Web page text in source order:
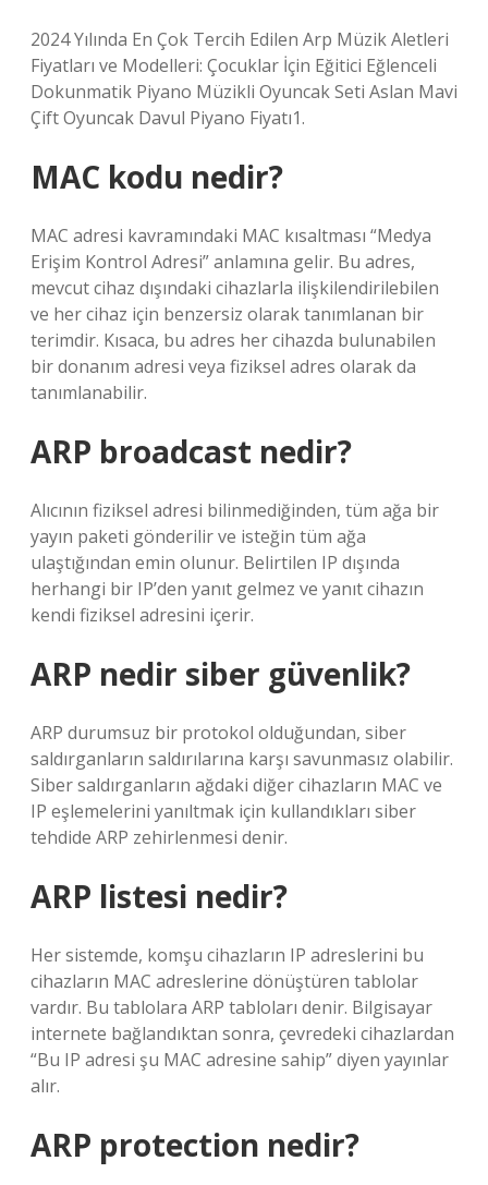
2024 Yılında En Çok Tercih Edilen Arp Müzik Aletleri
Fiyatları ve Modelleri: Çocuklar İçin Eğitici Eğlenceli
Dokunmatik Piyano Müzikli Oyuncak Seti Aslan Mavi
Çift Oyuncak Davul Piyano Fiyatı1.
MAC kodu nedir?
MAC adresi kavramındaki MAC kısaltması “Medya
Erişim Kontrol Adresi” anlamına gelir. Bu adres,
mevcut cihaz dışındaki cihazlarla ilişkilendirilebilen
ve her cihaz için benzersiz olarak tanımlanan bir
terimdir. Kısaca, bu adres her cihazda bulunabilen
bir donanım adresi veya fiziksel adres olarak da
tanımlanabilir.
ARP broadcast nedir?
Alıcının fiziksel adresi bilinmediğinden, tüm ağa bir
yayın paketi gönderilir ve isteğin tüm ağa
ulaştığından emin olunur. Belirtilen IP dışında
herhangi bir IP’den yanıt gelmez ve yanıt cihazın
kendi fiziksel adresini içerir.
ARP nedir siber güvenlik?
ARP durumsuz bir protokol olduğundan, siber
saldırganların saldırılarına karşı savunmasız olabilir.
Siber saldırganların ağdaki diğer cihazların MAC ve
IP eşlemelerini yanıltmak için kullandıkları siber
tehdide ARP zehirlenmesi denir.
ARP listesi nedir?
Her sistemde, komşu cihazların IP adreslerini bu
cihazların MAC adreslerine dönüştüren tablolar
vardır. Bu tablolara ARP tabloları denir. Bilgisayar
internete bağlandıktan sonra, çevredeki cihazlardan
“Bu IP adresi şu MAC adresine sahip” diyen yayınlar
alır.
ARP protection nedir?